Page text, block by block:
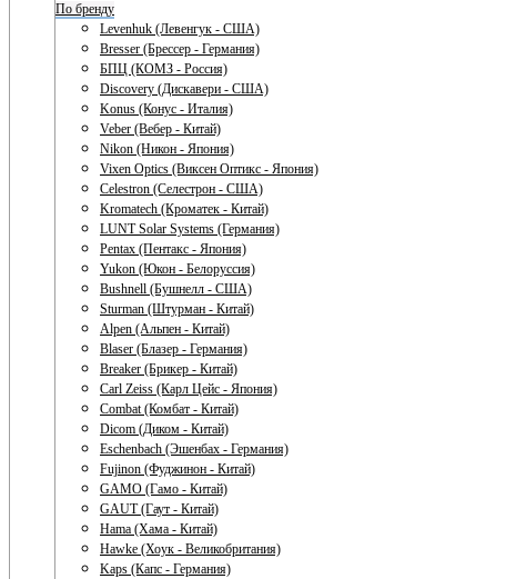
По бренду
Levenhuk (Левенгук - США)
Bresser (Брессер - Германия)
БПЦ (КОМЗ - Россия)
Discovery (Дискавери - США)
Konus (Конус - Италия)
Veber (Вебер - Китай)
Nikon (Никон - Япония)
Vixen Optics (Виксен Оптикс - Япония)
Celestron (Селестрон - США)
Kromatech (Кроматек - Китай)
LUNT Solar Systems (Германия)
Pentax (Пентакс - Япония)
Yukon (Юкон - Белоруссия)
Bushnell (Бушнелл - США)
Sturman (Штурман - Китай)
Alpen (Альпен - Китай)
Blaser (Блазер - Германия)
Breaker (Брикер - Китай)
Carl Zeiss (Карл Цейс - Япония)
Combat (Комбат - Китай)
Dicom (Диком - Китай)
Eschenbach (Эшенбах - Германия)
Fujinon (Фуджинон - Китай)
GAMO (Гамо - Китай)
GAUT (Гаут - Китай)
Hama (Хама - Китай)
Hawke (Хоук - Великобритания)
Kaps (Капс - Германия)